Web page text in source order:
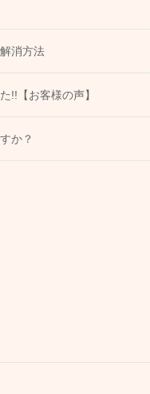
消方法
!!【お客様の声】
か？